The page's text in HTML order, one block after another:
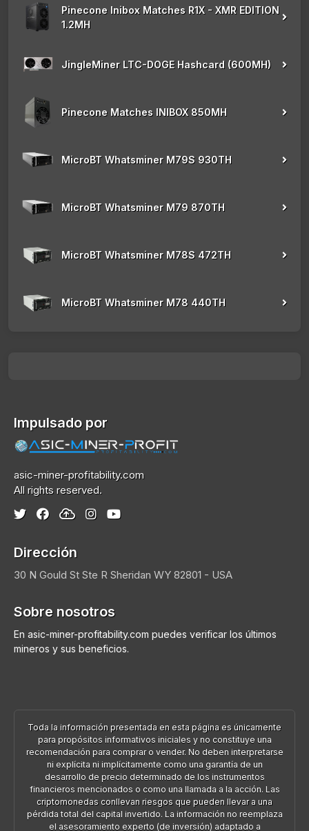
Pinecone Inibox Matches R1X - XMR EDITION
1.2MH
JingleMiner LTC-DOGE Hashcard (600MH)
Pinecone Matches INIBOX 850MH
MicroBT Whatsminer M79S 930TH
MicroBT Whatsminer M79 870TH
MicroBT Whatsminer M78S 472TH
MicroBT Whatsminer M78 440TH
Impulsado por
asic-miner-profitability.com
All rights reserved.
Dirección
30 N Gould St Ste R Sheridan WY 82801 - USA
Sobre nosotros
En asic-miner-profitability.com puedes verificar los últimos
mineros y sus beneficios.
Toda la información presentada en esta página es únicamente
para propósitos informativos iniciales y no constituye una
recomendación para comprar o vender. No deben interpretarse
ni explícita ni implícitamente como una garantía de un
desarrollo de precio determinado de los instrumentos
financieros mencionados o como una llamada a la acción. Las
criptomonedas conllevan riesgos que pueden llevar a una
pérdida total del capital invertido. La información no reemplaza
el asesoramiento experto (de inversión) adaptado a